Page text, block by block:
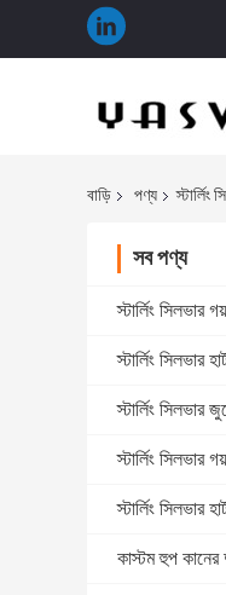
বাড়ি পণ্য স্টার্লিং
সব পণ্য
স্টার্লিং সিলভার
স্টার্লিং সিলভার
স্টার্লিং সিলভার
স্টার্লিং সিলভার
স্টার্লিং সিলভার
কাস্টম হুপ